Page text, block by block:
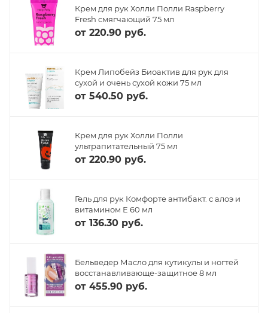
Крем для рук Холли Полли Raspberry
Fresh смягчающий 75 мл
от 220.90 руб.
Крем Липобейз Биоактив для рук для
сухой и очень сухой кожи 75 мл
от 540.50 руб.
Крем для рук Холли Полли
ультрапитательный 75 мл
от 220.90 руб.
Гель для рук Комфорте антибакт. с алоэ и
витамином Е 60 мл
от 136.30 руб.
Бельведер Масло для кутикулы и ногтей
восстанавливающе-защитное 8 мл
от 455.90 руб.